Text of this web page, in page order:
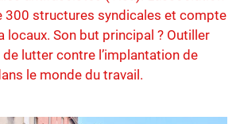
300 structures syndicales et compte
locaux. Son but principal ? Outiller
lutter contre l’implantation de
le monde du travail.